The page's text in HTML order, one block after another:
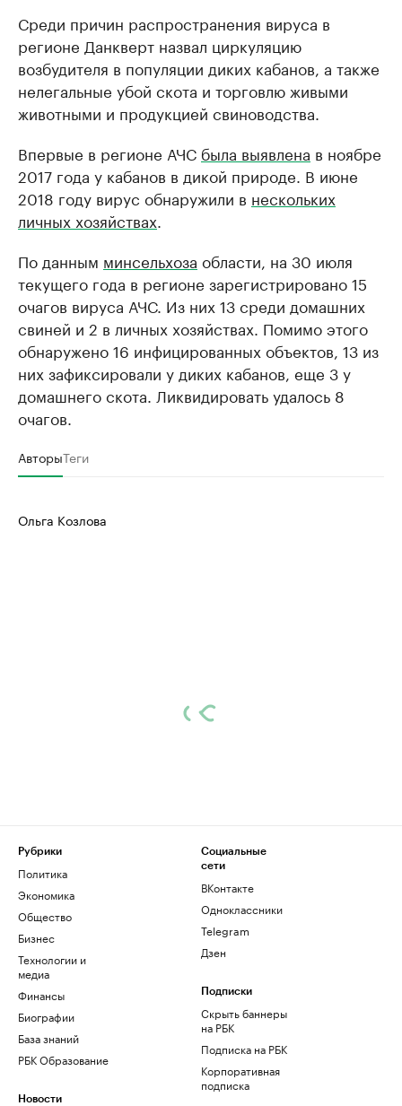
Среди причин распространения вируса в
регионе Данкверт назвал циркуляцию
возбудителя в популяции диких кабанов, а также
нелегальные убой скота и торговлю живыми
животными и продукцией свиноводства.
Впервые в регионе АЧС была выявлена в ноябре
2017 года у кабанов в дикой природе. В июне
2018 году вирус обнаружили в нескольких
личных хозяйствах.
По данным минсельхоза области, на 30 июля
текущего года в регионе зарегистрировано 15
очагов вируса АЧС. Из них 13 среди домашних
свиней и 2 в личных хозяйствах. Помимо этого
обнаружено 16 инфицированных объектов, 13 из
них зафиксировали у диких кабанов, еще 3 у
домашнего скота. Ликвидировать удалось 8
очагов.
АвторыТеги
Ольга Козлова
Рубрики
Политика
Экономика
Общество
Бизнес
Технологии и
медиа
Финансы
Биографии
База знаний
РБК Образование
Новости
Социальные
сети
ВКонтакте
Одноклассники
Telegram
Дзен
Подписки
Скрыть баннеры
на РБК
Подписка на РБК
Корпоративная
подписка